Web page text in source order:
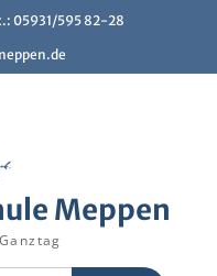
05931/595 82-28
Meppen